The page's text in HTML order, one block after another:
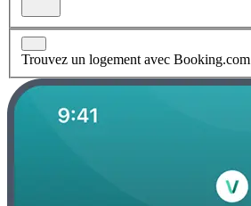
Trouvez un logement avec Booking.com